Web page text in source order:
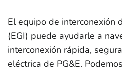
El equipo de interconexión
(EGI) puede ayudarle a
interconexión rápida,
eléctrica de PG&E.